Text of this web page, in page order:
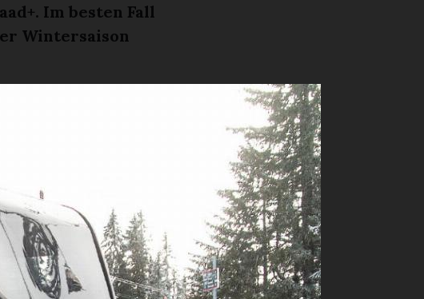
Im besten Fall
Wintersaison
trafen
und Jan
Menzi, CEO
Mitarbeiter
Sessellifte –